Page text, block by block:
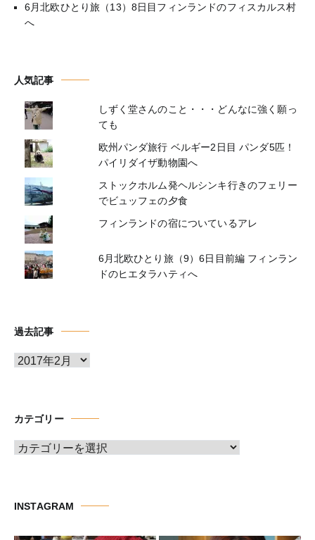
6月北欧ひとり旅（13）8日目フィンランドのフィスカルス村
へ
人気記事
しずく堂さんのこと・・・どんなに強く願っ
ても
欧州パンダ旅行 ベルギー2日目 パンダ5匹！
パイリダイザ動物園へ
ストックホルム発ヘルシンキ行きのフェリー
でビュッフェの夕食
フィンランドの宿についているアレ
6月北欧ひとり旅（9）6日目前編 フィンラン
ドのヒエタラハティへ
過去記事
ア
ブ
カテゴリー
カ
ー
INSTAGRAM